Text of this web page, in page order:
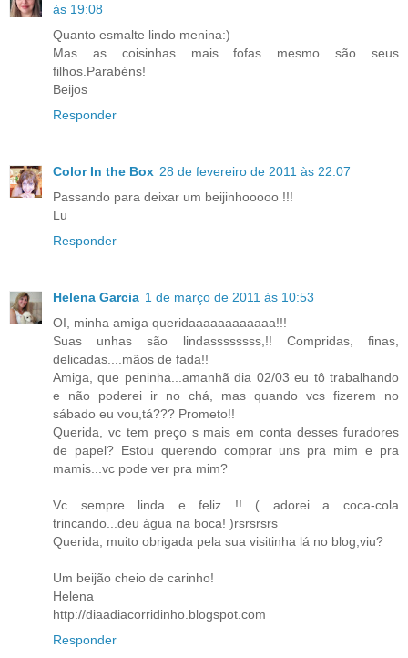
às 19:08
Quanto esmalte lindo menina:)
Mas as coisinhas mais fofas mesmo são seus
filhos.Parabéns!
Beijos
Responder
Color In the Box 28 de fevereiro de 2011 às 22:07
Passando para deixar um beijinhooooo !!!
Lu
Responder
Helena Garcia 1 de março de 2011 às 10:53
OI, minha amiga queridaaaaaaaaaaaa!!!
Suas unhas são lindassssssss,!! Compridas, finas,
delicadas....mãos de fada!!
Amiga, que peninha...amanhã dia 02/03 eu tô trabalhando
e não poderei ir no chá, mas quando vcs fizerem no
sábado eu vou,tá??? Prometo!!
Querida, vc tem preço s mais em conta desses furadores
de papel? Estou querendo comprar uns pra mim e pra
mamis...vc pode ver pra mim?
Vc sempre linda e feliz !! ( adorei a coca-cola
trincando...deu água na boca! )rsrsrsrs
Querida, muito obrigada pela sua visitinha lá no blog,viu?
Um beijão cheio de carinho!
Helena
http://diaadiacorridinho.blogspot.com
Responder